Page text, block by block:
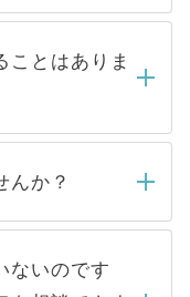
はご連絡をせて
お待ちくださ
っている求人の
らご覧いただ
非公開求人は
は公開してい
のある医療機
が殺到する場
合った人材の
ことはありま
一切ありませ
定をいただい
ん。内定先へ
トナーが行い
。
んか？
ありませんの
トからの登録
個人情報は、
ないのです